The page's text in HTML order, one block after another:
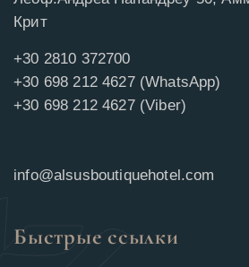
Крит
+30 2810 372700
+30 698 212 4627 (WhatsApp)
+30 698 212 4627 (Viber)
info@alsusboutiquehotel.com
Быстрые ссылки